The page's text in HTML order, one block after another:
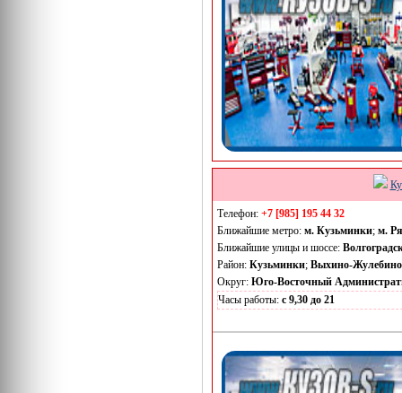
Телефон: +7 [985] 195 44 32
Ближайшие метро: м. Кузьминки; м.
Ближайшие улицы и шоссе:
Район: Кузьминки; Выхино-Жулебино
Округ: Юго-Восточный
Часы работы: с 9,30 до 21